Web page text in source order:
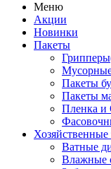
Меню
Акции
Новинки
Пакеты
Пакеты
Пакеты
Пленка и
Ватные
Влажные